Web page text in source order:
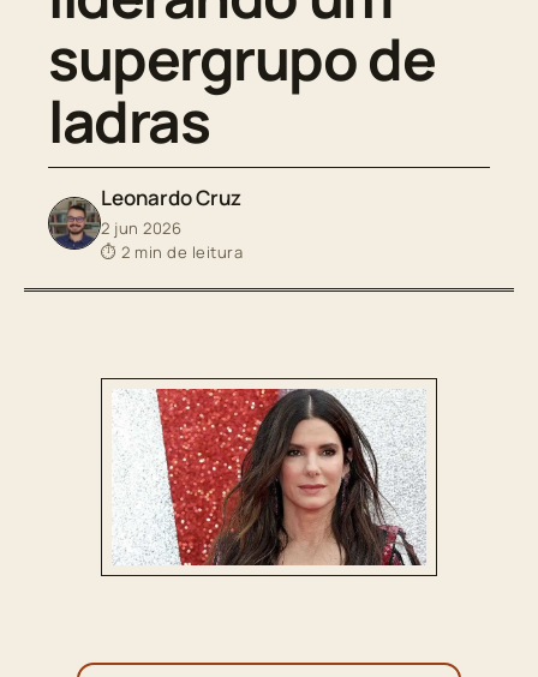
supergrupo de
ladras
Leonardo Cruz
2 jun 2026
⏱ 2 min de leitura